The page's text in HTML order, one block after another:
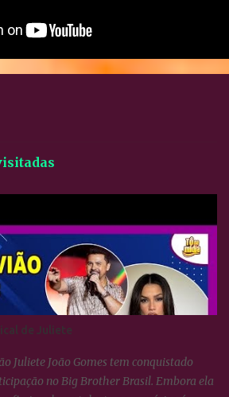
de Juliete
Juliete João Gomes tem conquistado
no Big Brother Brasil. Embora ela